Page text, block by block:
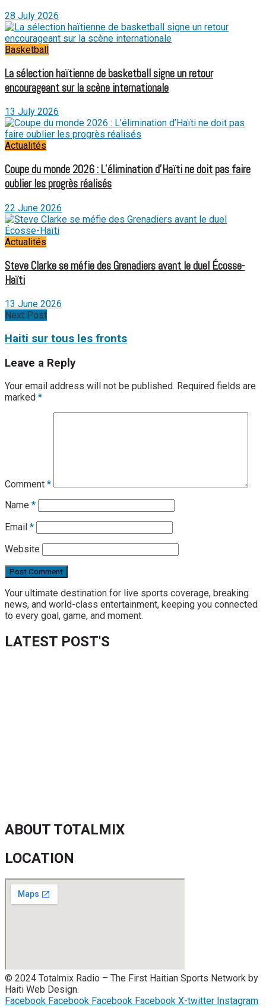
28 July 2026
Basketball
La sélection haïtienne de basketball signe un retour
encourageant sur la scène internationale
13 July 2026
Actualités
Coupe du monde 2026 : L’élimination d’Haïti ne doit pas faire
oublier les progrès réalisés
22 June 2026
Actualités
Steve Clarke se méfie des Grenadiers avant le duel Écosse-
Haïti
13 June 2026
Next Post
Haiti sur tous les fronts
Leave a Reply
Your email address will not be published. Required fields are
marked *
Comment *
Name *
Email *
Website
Your ultimate destination for live sports coverage, breaking
news, and world-class entertainment, keeping you connected
to every goal, game, and moment.
LATEST POST'S
ABOUT TOTALMIX
LOCATION
© 2024 Totalmix Radio – The First Haitian Sports Network by
Haiti Web Design.
Facebook Facebook Facebook Facebook X-twitter Instagram